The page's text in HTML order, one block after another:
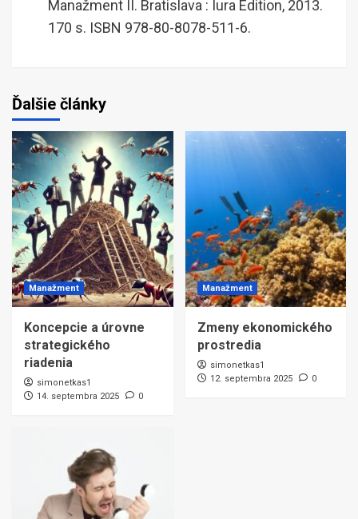
Manažment II. Bratislava : Iura Edition, 2013.
170 s. ISBN 978-80-8078-511-6.
Ďalšie články
Manažment
Koncepcie a úrovne
strategického
riadenia
simonetkas1
14. septembra 2025
0
Manažment
Zmeny ekonomického
prostredia
simonetkas1
12. septembra 2025
0